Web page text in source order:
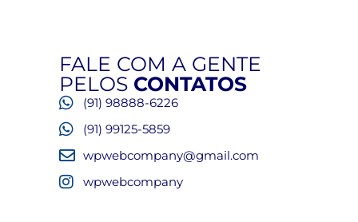
FALE COM A GENTE
PELOS CONTATOS
(91) 98888-6226
(91) 99125-5859
wpwebcompany@gmail.com
wpwebcompany